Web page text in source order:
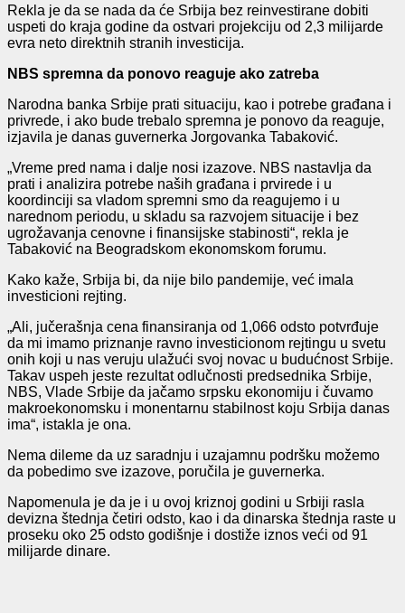
Rekla je da se nada da će Srbija bez reinvestirane dobiti
uspeti do kraja godine da ostvari projekciju od 2,3 milijarde
evra neto direktnih stranih investicija.
NBS spremna da ponovo reaguje ako zatreba
Narodna banka Srbije prati situaciju, kao i potrebe građana i
privrede, i ako bude trebalo spremna je ponovo da reaguje,
izjavila je danas guvernerka Jorgovanka Tabaković.
„Vreme pred nama i dalje nosi izazove. NBS nastavlja da
prati i analizira potrebe naših građana i prvirede i u
koordinciji sa vladom spremni smo da reagujemo i u
narednom periodu, u skladu sa razvojem situacije i bez
ugrožavanja cenovne i finansijske stabinosti“, rekla je
Tabaković na Beogradskom ekonomskom forumu.
Kako kaže, Srbija bi, da nije bilo pandemije, već imala
investicioni rejting.
„Ali, jučerašnja cena finansiranja od 1,066 odsto potvrđuje
da mi imamo priznanje ravno investicionom rejtingu u svetu
onih koji u nas veruju ulažući svoj novac u budućnost Srbije.
Takav uspeh jeste rezultat odlučnosti predsednika Srbije,
NBS, Vlade Srbije da jačamo srpsku ekonomiju i čuvamo
makroekonomsku i monentarnu stabilnost koju Srbija danas
ima“, istakla je ona.
Nema dileme da uz saradnju i uzajamnu podršku možemo
da pobedimo sve izazove, poručila je guvernerka.
Napomenula je da je i u ovoj kriznoj godini u Srbiji rasla
devizna štednja četiri odsto, kao i da dinarska štednja raste u
proseku oko 25 odsto godišnje i dostiže iznos veći od 91
milijarde dinare.